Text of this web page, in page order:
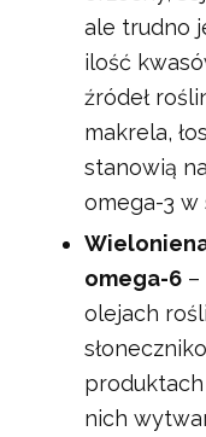
ale trudno
ilość
źródeł
makrela,
stanowią
omega-3 w
omega-6 –
olejach
nich